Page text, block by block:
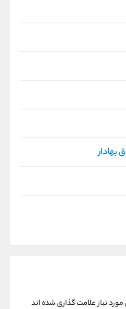
بهادار
نیاز علامت گذاری شده اند